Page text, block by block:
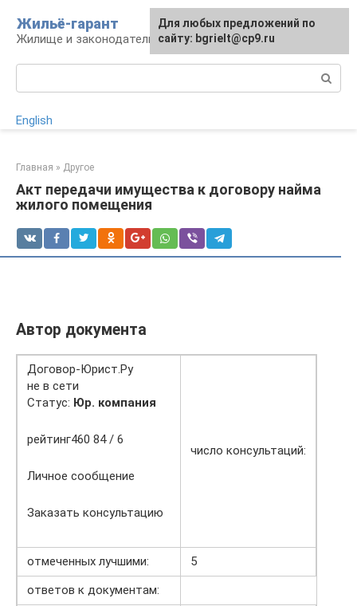
контенту
Жильё-гарант
Жилище и законодательство РФ
English
Главная » Другое
Акт передачи имущества к договору найма
жилого помещения
Автор документа
Договор-Юрист.Ру
не в сети
Статус: Юр. компания
рейтинг460 84 / 6
Личное сообщение
Заказать консультацию
число консультаций:
отмеченных лучшими:
5
ответов к документам:
Для любых предложений по
сайту: bgrielt@cp9.ru